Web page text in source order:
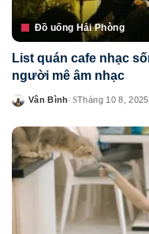
Đồ uống Hải Phòng
List quán cafe nhạc
người mê âm nhạc
Posted
Vân Bình Tháng 10 8, 2025